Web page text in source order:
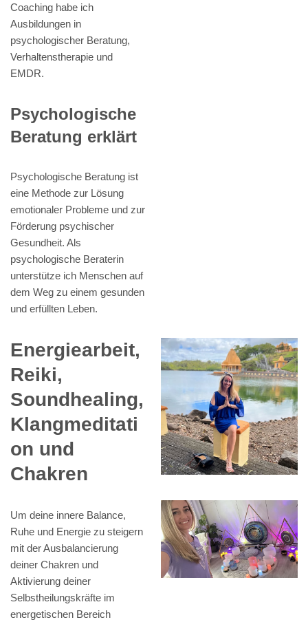
Coaching habe ich
Ausbildungen in
psychologischer Beratung,
Verhaltenstherapie und
EMDR.
Psychologische
Beratung erklärt
Psychologische Beratung ist
eine Methode zur Lösung
emotionaler Probleme und zur
Förderung psychischer
Gesundheit. Als
psychologische Beraterin
unterstütze ich Menschen auf
dem Weg zu einem gesunden
und erfüllten Leben.
Energiearbeit,
Reiki,
Soundhealing,
Klangmeditati
on und
Chakren
Um deine innere Balance,
Ruhe und Energie zu steigern
mit der Ausbalancierung
deiner Chakren und
Aktivierung deiner
Selbstheilungskräfte im
energetischen Bereich